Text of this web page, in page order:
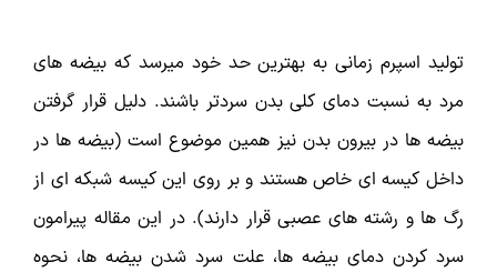
تولید اسپرم زمانی به بهترین حد خود میرسد که بیضه های
مرد به نسبت دمای کلی بدن سردتر باشند. دلیل قرار گرفتن
بیضه ها در بیرون بدن نیز همین موضوع است (بیضه ها در
داخل کیسه ای خاص هستند و بر روی این کیسه شبکه ای از
رگ ها و رشته های عصبی قرار دارند). در این مقاله پیرامون
سرد کردن دمای بیضه ها، علت سرد شدن بیضه ها، نحوه